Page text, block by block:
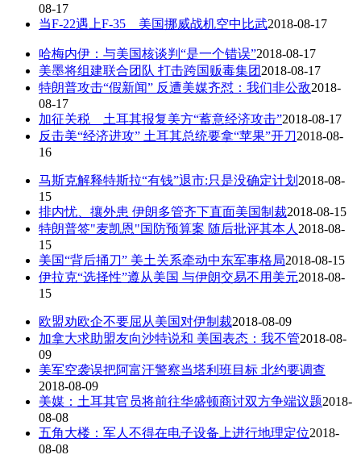
08-17
当F-22遇上F-35 美国挪威战机空中比武2018-08-17
哈梅内伊：与美国核谈判“是一个错误”2018-08-17
美墨将组建联合团队 打击跨国贩毒集团2018-08-17
特朗普攻击“假新闻” 反遭美媒齐怼：我们非公敌2018-
08-17
加征关税 土耳其报复美方“蓄意经济攻击”2018-08-17
反击美“经济进攻” 土耳其总统要拿“苹果”开刀2018-08-
16
马斯克解释特斯拉“有钱”退市:只是没确定计划 2018-08-
15
排内忧、攘外患 伊朗多管齐下直面美国制裁2018-08-15
特朗普签"麦凯恩"国防预算案 随后批评其本人2018-08-
15
美国“背后捅刀” 美土关系牵动中东军事格局2018-08-15
伊拉克“选择性”遵从美国 与伊朗交易不用美元2018-08-
15
欧盟劝欧企不要屈从美国对伊制裁2018-08-09
加拿大求助盟友向沙特说和 美国表态：我不管2018-08-
09
美军空袭误把阿富汗警察当塔利班目标 北约要调查
2018-08-09
美媒：土耳其官员将前往华盛顿商讨双方争端议题2018-
08-08
五角大楼：军人不得在电子设备上进行地理定位2018-
08-08